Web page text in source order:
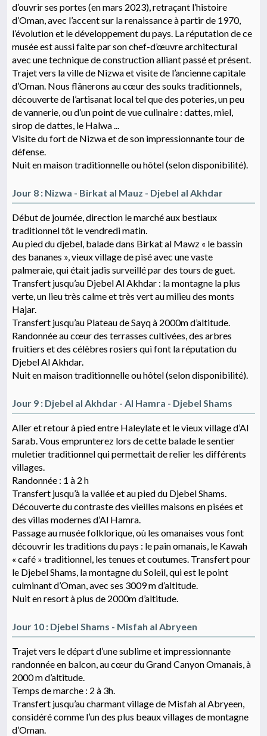
d’ouvrir ses portes (en mars 2023), retraçant l’histoire
d’Oman, avec l’accent sur la renaissance à partir de 1970,
l’évolution et le développement du pays. La réputation de ce
musée est aussi faite par son chef-d’œuvre architectural
avec une technique de construction alliant passé et présent.
Trajet vers la ville de Nizwa et visite de l’ancienne capitale
d’Oman. Nous flânerons au cœur des souks traditionnels,
découverte de l’artisanat local tel que des poteries, un peu
de vannerie, ou d’un point de vue culinaire : dattes, miel,
sirop de dattes, le Halwa ...
Visite du fort de Nizwa et de son impressionnante tour de
défense.
Nuit en maison traditionnelle ou hôtel (selon disponibilité).
Jour 8 : Nizwa - Birkat al Mauz - Djebel al Akhdar
Début de journée, direction le marché aux bestiaux
traditionnel tôt le vendredi matin.
Au pied du djebel, balade dans Birkat al Mawz « le bassin
des bananes », vieux village de pisé avec une vaste
palmeraie, qui était jadis surveillé par des tours de guet.
Transfert jusqu’au Djebel Al Akhdar : la montagne la plus
verte, un lieu très calme et très vert au milieu des monts
Hajar.
Transfert jusqu’au Plateau de Sayq à 2000m d’altitude.
Randonnée au cœur des terrasses cultivées, des arbres
fruitiers et des célèbres rosiers qui font la réputation du
Djebel Al Akhdar.
Nuit en maison traditionnelle ou hôtel (selon disponibilité).
Jour 9 : Djebel al Akhdar - Al Hamra - Djebel Shams
Aller et retour à pied entre Haleylate et le vieux village d’Al
Sarab. Vous emprunterez lors de cette balade le sentier
muletier traditionnel qui permettait de relier les différents
villages.
Randonnée : 1 à 2 h
Transfert jusqu’à la vallée et au pied du Djebel Shams.
Découverte du contraste des vieilles maisons en pisées et
des villas modernes d’Al Hamra.
Passage au musée folklorique, où les omanaises vous font
découvrir les traditions du pays : le pain omanais, le Kawah
« café » traditionnel, les tenues et coutumes. Transfert pour
le Djebel Shams, la montagne du Soleil, qui est le point
culminant d’Oman, avec ses 3009 m d’altitude.
Nuit en resort à plus de 2000m d’altitude.
Jour 10 : Djebel Shams - Misfah al Abryeen
Trajet vers le départ d’une sublime et impressionnante
randonnée en balcon, au cœur du Grand Canyon Omanais, à
2000 m d’altitude.
Temps de marche : 2 à 3h.
Transfert jusqu’au charmant village de Misfah al Abryeen,
considéré comme l’un des plus beaux villages de montagne
d’Oman.